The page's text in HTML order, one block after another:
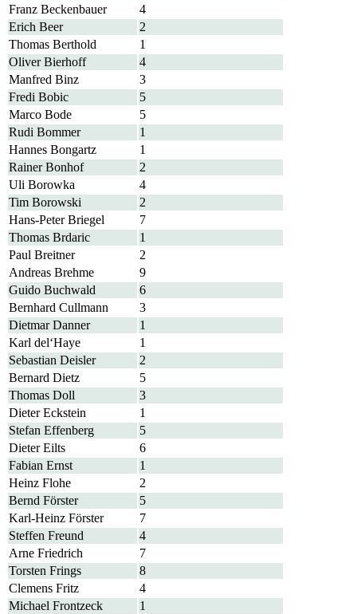
Franz Beckenbauer
4
Erich Beer
2
Thomas Berthold
1
Oliver Bierhoff
4
Manfred Binz
3
Fredi Bobic
5
Marco Bode
5
Rudi Bommer
1
Hannes Bongartz
1
Rainer Bonhof
2
Uli Borowka
4
Tim Borowski
2
Hans-Peter Briegel
7
Thomas Brdaric
1
Paul Breitner
2
Andreas Brehme
9
Guido Buchwald
6
Bernhard Cullmann
3
Dietmar Danner
1
Karl del‘Haye
1
Sebastian Deisler
2
Bernard Dietz
5
Thomas Doll
3
Dieter Eckstein
1
Stefan Effenberg
5
Dieter Eilts
6
Fabian Ernst
1
Heinz Flohe
2
Bernd Förster
5
Karl-Heinz Förster
7
Steffen Freund
4
Arne Friedrich
7
Torsten Frings
8
Clemens Fritz
4
Michael Frontzeck
1